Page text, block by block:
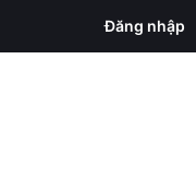
Đăng nhập